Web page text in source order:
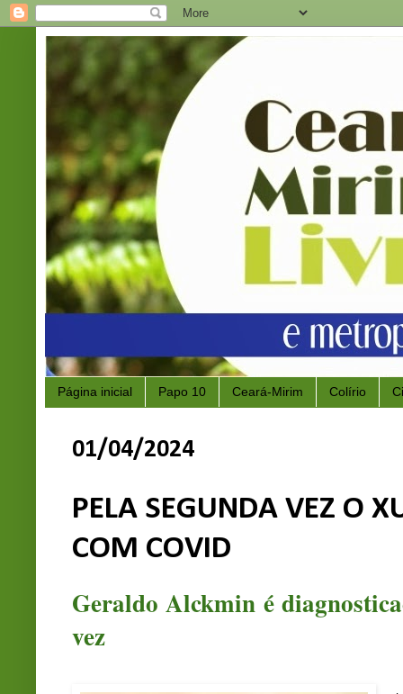
Página inicial Papo 10 Ceará-Mirim Colírio
01/04/2024
PELA SEGUNDA VEZ O
COM COVID
Geraldo Alckmin é
vez